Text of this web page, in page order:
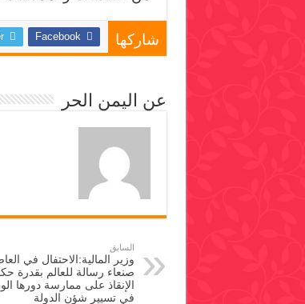
شاركها Facebook
عن اليمن الحر
السابق
وزير المالية:الاحتفال في
صنعاء رسالة للعالم بقدرة
الإنقاذ على ممارسة دورها
في تسيير شؤن الدولة